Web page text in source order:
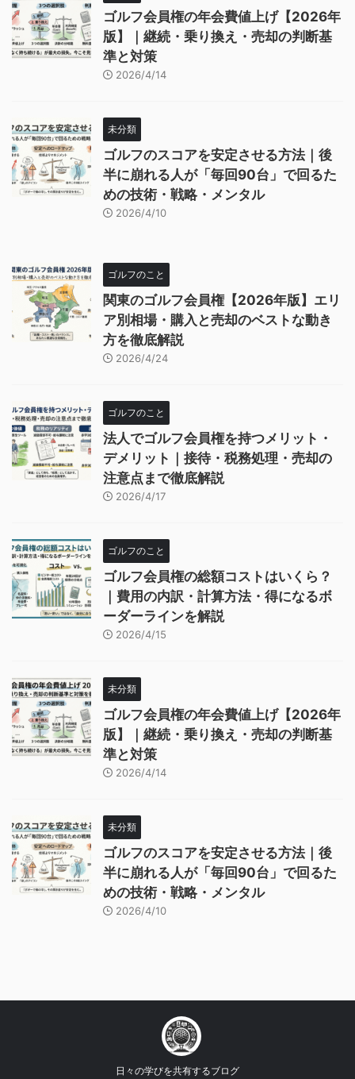
ゴルフ会員権の年会費値上げ【2026年
版】｜継続・乗り換え・売却の判断基
準と対策
2026/4/14
未分類
ゴルフのスコアを安定させる方法｜後
半に崩れる人が「毎回90台」で回るた
めの技術・戦略・メンタル
2026/4/10
ゴルフのこと
関東のゴルフ会員権【2026年版】エリ
ア別相場・購入と売却のベストな動き
方を徹底解説
2026/4/24
ゴルフのこと
法人でゴルフ会員権を持つメリット・
デメリット｜接待・税務処理・売却の
注意点まで徹底解説
2026/4/17
ゴルフのこと
ゴルフ会員権の総額コストはいくら？
｜費用の内訳・計算方法・得になるボ
ーダーラインを解説
2026/4/15
未分類
ゴルフ会員権の年会費値上げ【2026年
版】｜継続・乗り換え・売却の判断基
準と対策
2026/4/14
未分類
ゴルフのスコアを安定させる方法｜後
半に崩れる人が「毎回90台」で回るた
めの技術・戦略・メンタル
2026/4/10
日々の学びを共有するブログ